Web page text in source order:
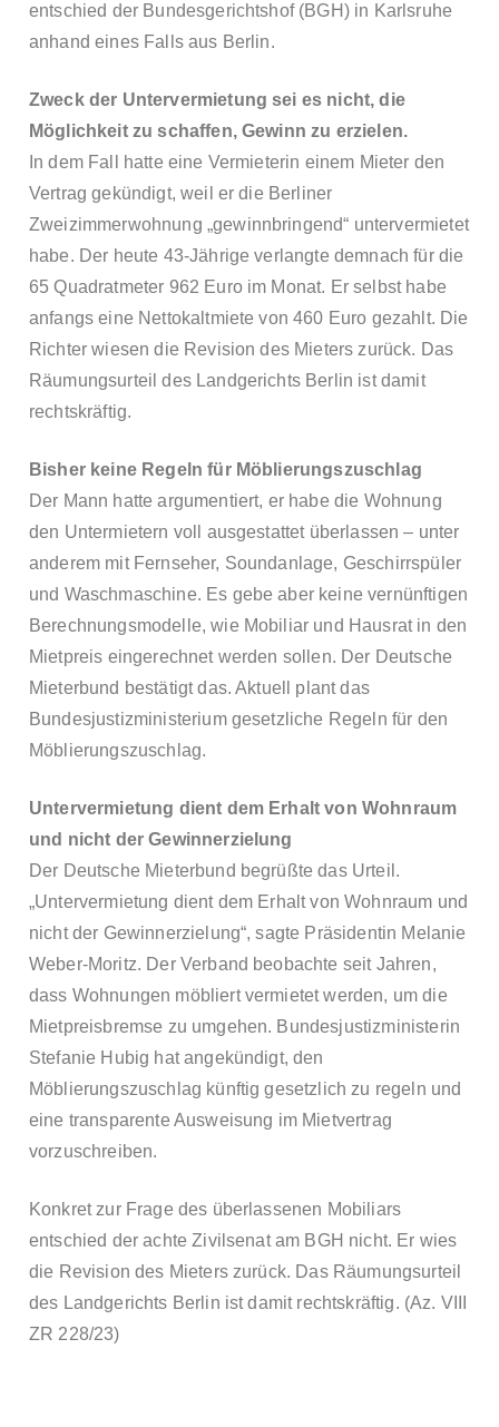
entschied der Bundesgerichtshof (BGH) in Karlsruhe
anhand eines Falls aus Berlin.
Zweck der Untervermietung sei es nicht, die
Möglichkeit zu schaffen, Gewinn zu erzielen.
In dem Fall hatte eine Vermieterin einem Mieter den
Vertrag gekündigt, weil er die Berliner
Zweizimmerwohnung „gewinnbringend“ untervermietet
habe. Der heute 43-Jährige verlangte demnach für die
65 Quadratmeter 962 Euro im Monat. Er selbst habe
anfangs eine Nettokaltmiete von 460 Euro gezahlt. Die
Richter wiesen die Revision des Mieters zurück. Das
Räumungsurteil des Landgerichts Berlin ist damit
rechtskräftig.
Bisher keine Regeln für Möblierungszuschlag
Der Mann hatte argumentiert, er habe die Wohnung
den Untermietern voll ausgestattet überlassen – unter
anderem mit Fernseher, Soundanlage, Geschirrspüler
und Waschmaschine. Es gebe aber keine vernünftigen
Berechnungsmodelle, wie Mobiliar und Hausrat in den
Mietpreis eingerechnet werden sollen. Der Deutsche
Mieterbund bestätigt das. Aktuell plant das
Bundesjustizministerium gesetzliche Regeln für den
Möblierungszuschlag.
Untervermietung dient dem Erhalt von Wohnraum
und nicht der Gewinnerzielung
Der Deutsche Mieterbund begrüßte das Urteil.
„Untervermietung dient dem Erhalt von Wohnraum und
nicht der Gewinnerzielung“, sagte Präsidentin Melanie
Weber-Moritz. Der Verband beobachte seit Jahren,
dass Wohnungen möbliert vermietet werden, um die
Mietpreisbremse zu umgehen. Bundesjustizministerin
Stefanie Hubig hat angekündigt, den
Möblierungszuschlag künftig gesetzlich zu regeln und
eine transparente Ausweisung im Mietvertrag
vorzuschreiben.
Konkret zur Frage des überlassenen Mobiliars
entschied der achte Zivilsenat am BGH nicht. Er wies
die Revision des Mieters zurück. Das Räumungsurteil
des Landgerichts Berlin ist damit rechtskräftig. (Az. VIII
ZR 228/23)